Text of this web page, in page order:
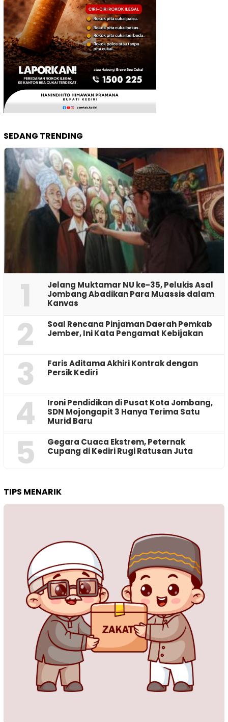
SEDANG TRENDING
1
Jelang Muktamar NU ke-35, Pelukis Asal
Jombang Abadikan Para Muassis dalam
Kanvas
2
‎Soal Rencana Pinjaman Daerah Pemkab
Jember, Ini Kata Pengamat Kebijakan ‎
3
Faris Aditama Akhiri Kontrak dengan
Persik Kediri
4
Ironi Pendidikan di Pusat Kota Jombang,
SDN Mojongapit 3 Hanya Terima Satu
Murid Baru
5
‎Gegara Cuaca Ekstrem, Peternak
Cupang di Kediri Rugi Ratusan Juta
TIPS MENARIK